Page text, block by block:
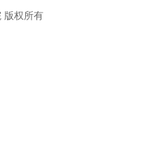
版权所有